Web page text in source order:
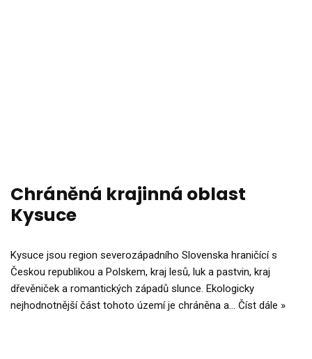
Chráněná krajinná oblast
Kysuce
Kysuce jsou region severozápadního Slovenska hraničící s
Českou republikou a Polskem, kraj lesů, luk a pastvin, kraj
dřevěniček a romantických západů slunce. Ekologicky
nejhodnotnější část tohoto území je chráněna a… Číst dále »